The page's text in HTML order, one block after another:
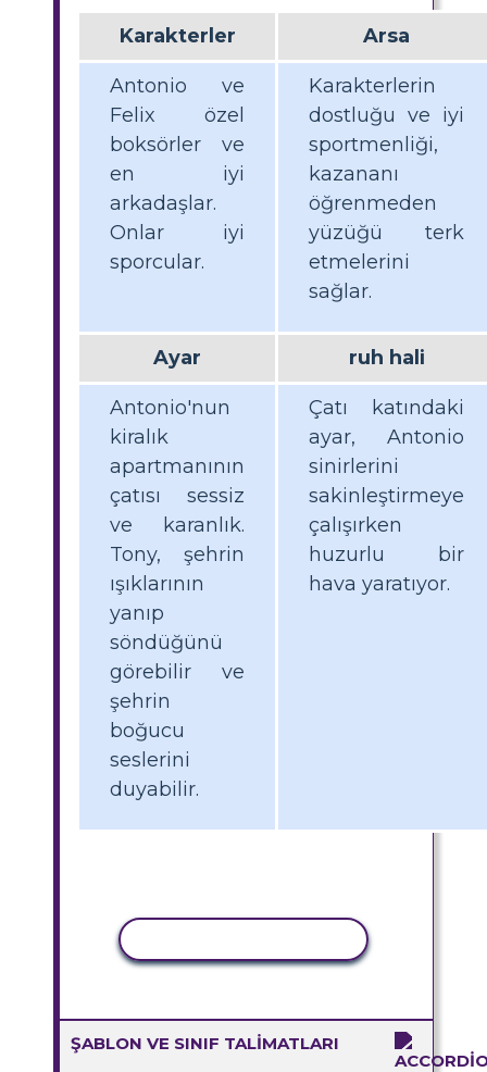
Karakterler Arsa
Antonio ve
Felix özel
boksörler ve
en iyi
arkadaşlar.
Onlar iyi
sporcular.
Karakterlerin
dostluğu ve iyi
sportmenliği,
kazananı
öğrenmeden
yüzüğü terk
etmelerini
sağlar.
Ayar ruh hali
Antonio'nun
kiralık
apartmanının
çatısı sessiz
ve karanlık.
Tony, şehrin
ışıklarının
yanıp
söndüğünü
görebilir ve
şehrin
boğucu
seslerini
duyabilir.
Çatı katındaki
ayar, Antonio
sinirlerini
sakinleştirmeye
çalışırken
huzurlu bir
hava yaratıyor.
ŞABLON VE SINIF TALIMATLARI